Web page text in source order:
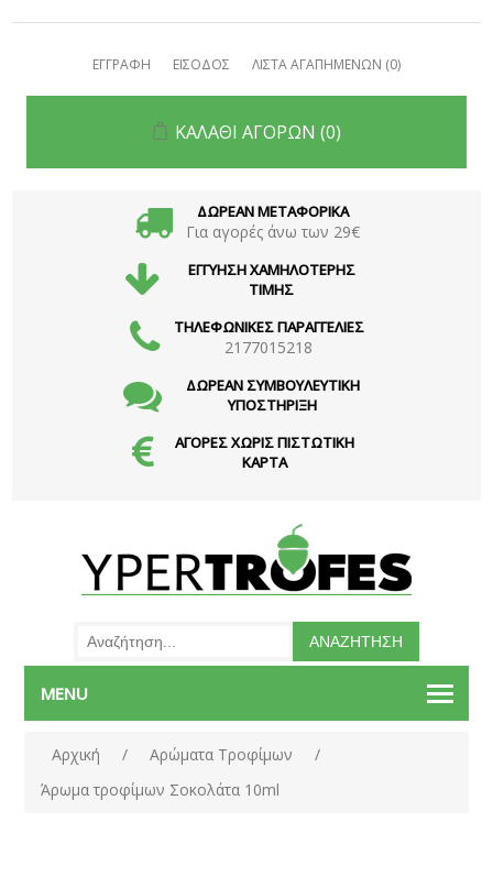
ΕΓΓΡΑΦΗ ΕΙΣΟΔΟΣ ΛΙΣΤΑ ΑΓΑΠΗΜΕΝΩΝ (0)
ΚΑΛΑΘΙ ΑΓΟΡΩΝ (0)
ΔΩΡΕΑΝ ΜΕΤΑΦΟΡΙΚΑ
Για αγορές άνω των 29€
ΕΓΓΥΗΣΗ ΧΑΜΗΛΟΤΕΡΗΣ
ΤΙΜΗΣ
ΤΗΛΕΦΩΝΙΚΕΣ ΠΑΡΑΓΓΕΛΙΕΣ
2177015218
ΔΩΡΕΑΝ ΣΥΜΒΟΥΛΕΥΤΙΚΗ
ΥΠΟΣΤΗΡΙΞΗ
ΑΓΟΡΕΣ ΧΩΡΙΣ ΠΙΣΤΩΤΙΚΗ
ΚΑΡΤΑ
MENU
Αρχική / Αρώματα Τροφίμων
/
Άρωμα τροφίμων Σοκολάτα 10ml